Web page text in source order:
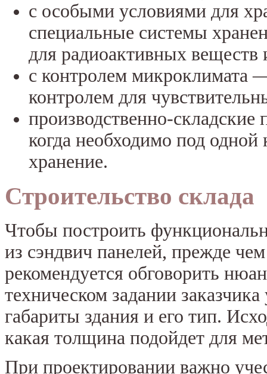
с особыми условиями для
специальные системы
для радиоактивных
с контролем микроклимата
контролем для
производственно-
когда необходимо под
хранение.
Строительство склада
Чтобы построить
из сэндвич панелей, прежде
рекомендуется обговорить
техническом задании
габариты здания и его тип.
какая толщина подойдет для
При проектировании важно